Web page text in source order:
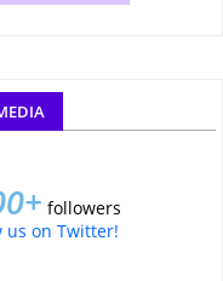
followers
us on Twitter!